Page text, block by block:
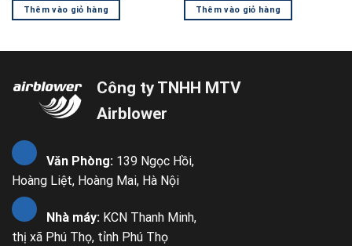
là:
250,000,000 ₫.
Thêm vào giỏ hàng
là:
370,000,000 ₫.
Thêm vào giỏ hàng
Công ty TNHH MTV
Airblower
Văn Phòng: 139 Ngọc Hồi,
Hoàng Liệt, Hoàng Mai, Hà Nội
Nhà máy: KCN Thanh Minh,
thị xã Phú Thọ, tỉnh Phú Thọ